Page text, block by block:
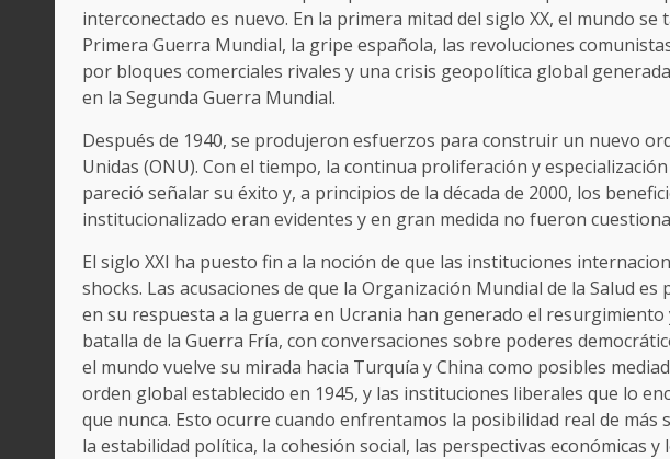
interconectado es nuevo. En la primera mitad del siglo XX, el mundo
Primera Guerra Mundial, la gripe española, las revoluciones
por bloques comerciales rivales y una crisis geopolítica global
en la Segunda Guerra Mundial.
Después de 1940, se produjeron esfuerzos para construir un nuevo
Unidas (ONU). Con el tiempo, la continua proliferación y
pareció señalar su éxito y, a principios de la década de 2000, los
institucionalizado eran evidentes y en gran medida no fueron
El siglo XXI ha puesto fin a la noción de que las instituciones
shocks. Las acusaciones de que la Organización Mundial de la Salud
en su respuesta a la guerra en Ucrania han generado el resurgimiento
batalla de la Guerra Fría, con conversaciones sobre poderes
el mundo vuelve su mirada hacia Turquía y China como posibles
orden global establecido en 1945, y las instituciones liberales que lo
que nunca. Esto ocurre cuando enfrentamos la posibilidad real de más
la estabilidad política, la cohesión social, las perspectivas económicas